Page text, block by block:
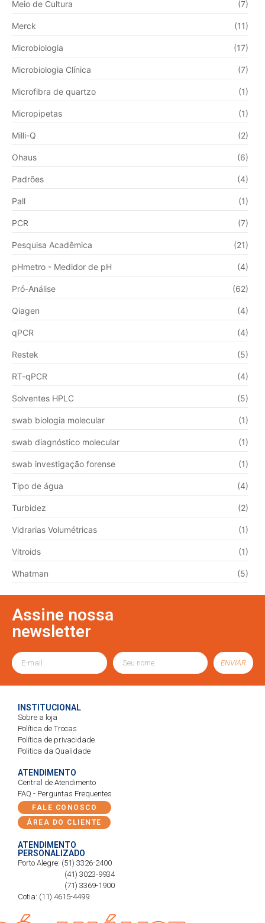
Meio de Cultura (7)
Merck (11)
Microbiologia (17)
Microbiologia Clínica (7)
Microfibra de quartzo (1)
Micropipetas (1)
Milli-Q (2)
Ohaus (6)
Padrões (4)
Pall (1)
PCR (7)
Pesquisa Acadêmica (21)
pHmetro - Medidor de pH (4)
Pró-Análise (62)
Qiagen (4)
qPCR (4)
Restek (5)
RT-qPCR (4)
Solventes HPLC (5)
swab biologia molecular (1)
swab diagnóstico molecular (1)
swab investigação forense (1)
Tipo de água (4)
Turbidez (2)
Vidrarias Volumétricas (1)
Vitroids (1)
Whatman (5)
Assine nossa
newsletter
ENVIAR
INSTITUCIONAL
Sobre a loja
Política de Trocas
Política de privacidade
Politica da Qualidade
ATENDIMENTO
Central de Atendimento
FAQ - Perguntas Frequentes
FALE CONOSCO
ÁREA DO CLIENTE
ATENDIMENTO
PERSONALIZADO
Porto Alegre: (51) 3326-2400
(41) 3023-9934
(71) 3369-1900
Cotia: (11) 4615-4499